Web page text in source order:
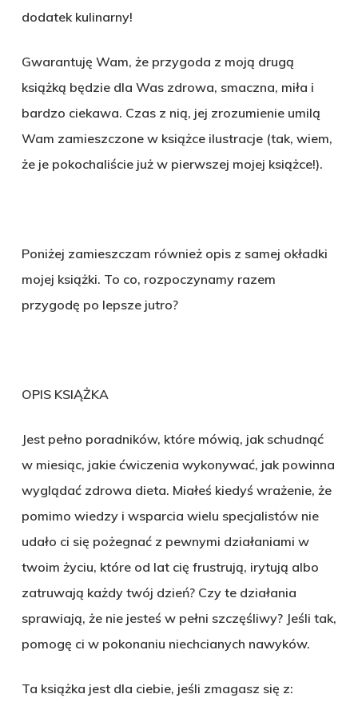
dodatek kulinarny!
Gwarantuję Wam, że przygoda z moją drugą
książką będzie dla Was zdrowa, smaczna, miła i
bardzo ciekawa. Czas z nią, jej zrozumienie umilą
Wam zamieszczone w książce ilustracje (tak, wiem,
że je pokochaliście już w pierwszej mojej książce!).
Poniżej zamieszczam również opis z samej okładki
mojej książki. To co, rozpoczynamy razem
przygodę po lepsze jutro?
OPIS KSIĄŻKA
Jest pełno poradników, które mówią, jak schudnąć
w miesiąc, jakie ćwiczenia wykonywać, jak powinna
wyglądać zdrowa dieta. Miałeś kiedyś wrażenie, że
pomimo wiedzy i wsparcia wielu specjalistów nie
udało ci się pożegnać z pewnymi działaniami w
twoim życiu, które od lat cię frustrują, irytują albo
zatruwają każdy twój dzień? Czy te działania
sprawiają, że nie jesteś w pełni szczęśliwy? Jeśli tak,
pomogę ci w pokonaniu niechcianych nawyków.
Ta książka jest dla ciebie, jeśli zmagasz się z: